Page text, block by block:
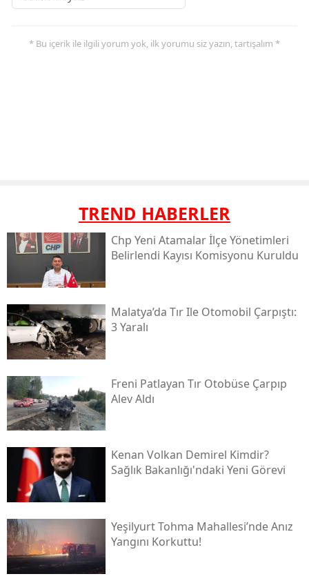
* Bu içerik ile ilgili yorum yok, ilk yorumu siz yazın, tartışalım *
TREND HABERLER
Chp Yeni Atamalar İlçe Yönetimleri
Belirlendi Kayısı Komisyonu Kuruldu
Malatya’da Tır Ile Otomobil Çarpıştı:
3 Yaralı
Freni Patlayan Tır Otobüse Çarpıp
Alev Aldı
Kenan Volkan Demirel Kimdir?
Sağlık Bakanlığı'ndaki Yeni Görevi
Yeşilyurt Tohma Mahallesi’nde Anız
Yangını Korkuttu!